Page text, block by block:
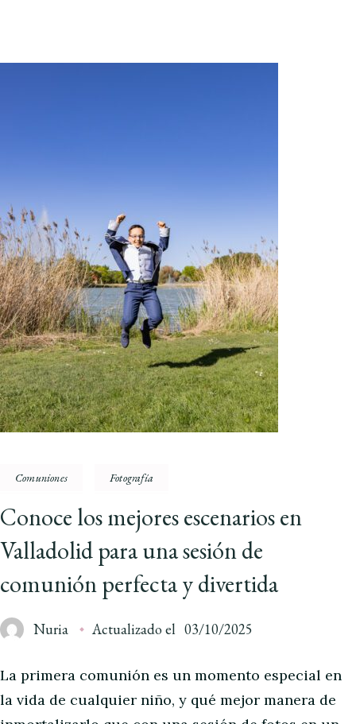
Comuniones Fotografía
Conoce los mejores escenarios en
Valladolid para una sesión de
comunión perfecta y divertida
Nuria Actualizado el 03/10/2025
La primera comunión es un momento especial en
la vida de cualquier niño, y qué mejor manera de